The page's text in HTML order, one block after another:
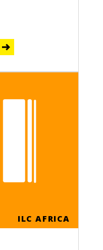
ILC AFRICA